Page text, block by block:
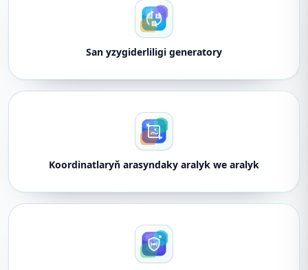
San yzygiderliligi generatory
Koordinatlaryň arasyndaky aralyk we aralyk